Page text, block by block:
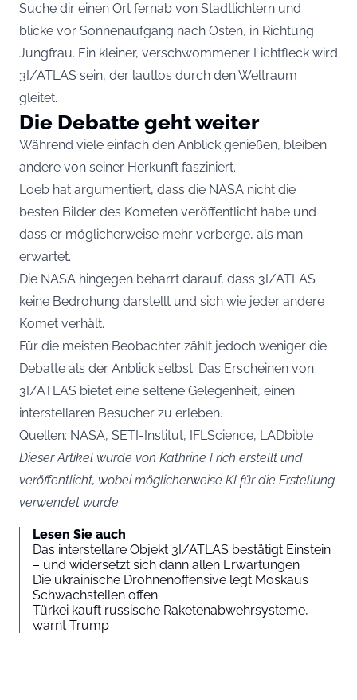
Suche dir einen Ort fernab von Stadtlichtern und
blicke vor Sonnenaufgang nach Osten, in Richtung
Jungfrau. Ein kleiner, verschwommener Lichtfleck wird
3I/ATLAS sein, der lautlos durch den Weltraum
gleitet.
Die Debatte geht weiter
Während viele einfach den Anblick genießen, bleiben
andere von seiner Herkunft fasziniert.
Loeb hat argumentiert, dass die NASA nicht die
besten Bilder des Kometen veröffentlicht habe und
dass er möglicherweise mehr verberge, als man
erwartet.
Die NASA hingegen beharrt darauf, dass 3I/ATLAS
keine Bedrohung darstellt und sich wie jeder andere
Komet verhält.
Für die meisten Beobachter zählt jedoch weniger die
Debatte als der Anblick selbst. Das Erscheinen von
3I/ATLAS bietet eine seltene Gelegenheit, einen
interstellaren Besucher zu erleben.
Quellen: NASA, SETI-Institut, IFLScience, LADbible
Dieser Artikel wurde von Kathrine Frich erstellt und
veröffentlicht, wobei möglicherweise KI für die Erstellung
verwendet wurde
Lesen Sie auch
Das interstellare Objekt 3I/ATLAS bestätigt Einstein
– und widersetzt sich dann allen Erwartungen
Die ukrainische Drohnenoffensive legt Moskaus
Schwachstellen offen
Türkei kauft russische Raketenabwehrsysteme,
warnt Trump